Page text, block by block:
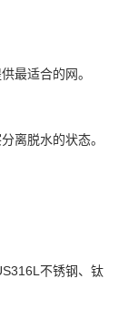
最适合的网。
离脱水的状态。
不锈钢、钛